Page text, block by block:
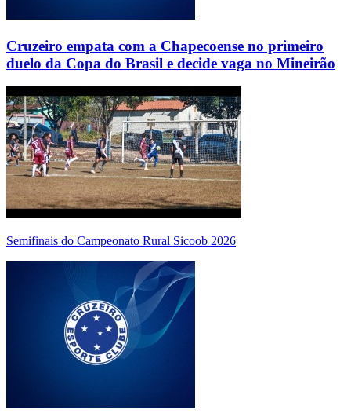
Cruzeiro empata com a Chapecoense no primeiro
duelo da Copa do Brasil e decide vaga no Mineirão
Semifinais do Campeonato Rural Sicoob 2026